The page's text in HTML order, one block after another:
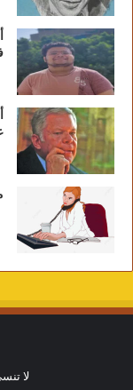
لا